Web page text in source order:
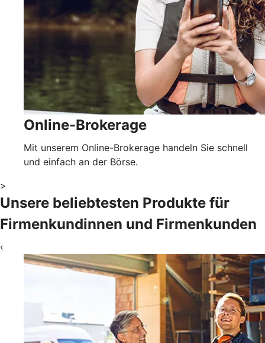
Online-Brokerage
Mit unserem Online-Brokerage handeln Sie schnell
und einfach an der Börse.
>
Unsere beliebtesten Produkte für
Firmenkundinnen und Firmenkunden
‹